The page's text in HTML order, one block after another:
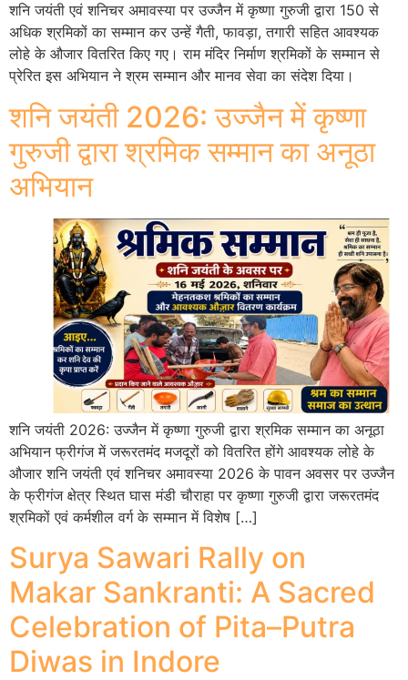
शनि जयंती एवं शनिचर अमावस्या पर उज्जैन में कृष्णा गुरुजी द्वारा 150 से
अधिक श्रमिकों का सम्मान कर उन्हें गैती, फावड़ा, तगारी सहित आवश्यक
लोहे के औजार वितरित किए गए। राम मंदिर निर्माण श्रमिकों के सम्मान से
प्रेरित इस अभियान ने श्रम सम्मान और मानव सेवा का संदेश दिया।
शनि जयंती 2026: उज्जैन में कृष्णा
गुरुजी द्वारा श्रमिक सम्मान का अनूठा
अभियान
शनि जयंती 2026: उज्जैन में कृष्णा गुरुजी द्वारा श्रमिक सम्मान का अनूठा
अभियान फ्रीगंज में जरूरतमंद मजदूरों को वितरित होंगे आवश्यक लोहे के
औजार शनि जयंती एवं शनिचर अमावस्या 2026 के पावन अवसर पर उज्जैन
के फ्रीगंज क्षेत्र स्थित घास मंडी चौराहा पर कृष्णा गुरुजी द्वारा जरूरतमंद
श्रमिकों एवं कर्मशील वर्ग के सम्मान में विशेष […]
Surya Sawari Rally on
Makar Sankranti: A Sacred
Celebration of Pita–Putra
Diwas in Indore